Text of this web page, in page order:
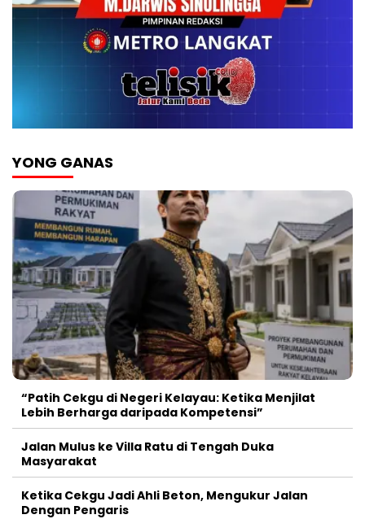
YONG GANAS
“Patih Cekgu di Negeri Kelayau: Ketika Menjilat
Lebih Berharga daripada Kompetensi”
Jalan Mulus ke Villa Ratu di Tengah Duka
Masyarakat
Ketika Cekgu Jadi Ahli Beton, Mengukur Jalan
Dengan Pengaris